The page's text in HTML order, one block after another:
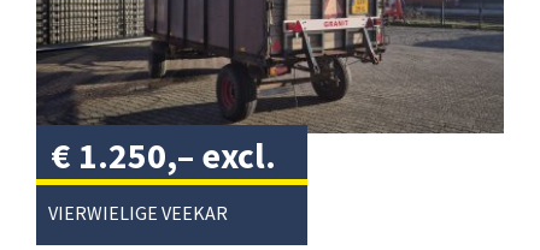
VIERWIELIGE VEEKAR
€ 1.250,– excl.
btw/